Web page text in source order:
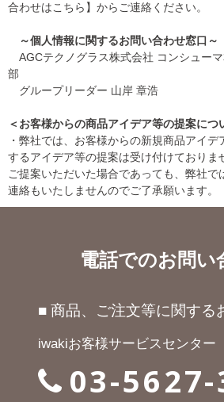
合わせはこちら】からご連絡ください。
～個人情報に関するお問い合わせ窓口～
AGCテクノグラス株式会社 コンシュー
部
グループリーダー 山岸 章浩
＜お客様からの商品アイデア等の提案につ
・弊社では、お客様からの新規商品アイデ
するアイデア等の提案は受け付けておりま
ご提案いただいた場合であっても、弊社で
連絡もいたしませんのでご了承願います。
電話でのお問い
■ 商品、ご注文等に関する
iwakiお客様サービスセンター
03-5627-